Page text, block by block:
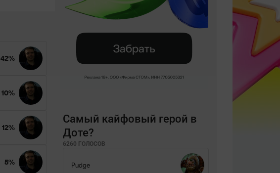
42%
10%
12%
5%
Самый кайфовый герой в
Доте?
6260 ГОЛОСОВ
Pudge